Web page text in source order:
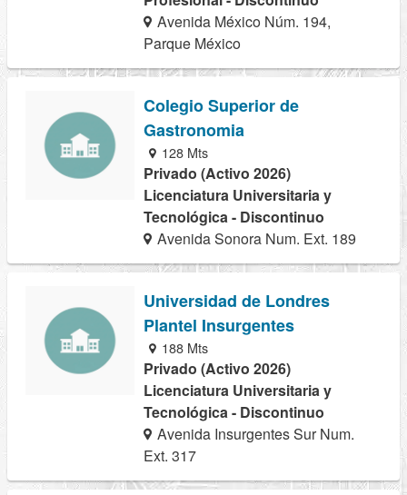
Avenida México Núm. 194,
Parque México
Colegio Superior de
Gastronomia
128 Mts
Privado (Activo 2026)
Licenciatura Universitaria y
Tecnológica - Discontinuo
Avenida Sonora Num. Ext. 189
Universidad de Londres
Plantel Insurgentes
188 Mts
Privado (Activo 2026)
Licenciatura Universitaria y
Tecnológica - Discontinuo
Avenida Insurgentes Sur Num.
Ext. 317